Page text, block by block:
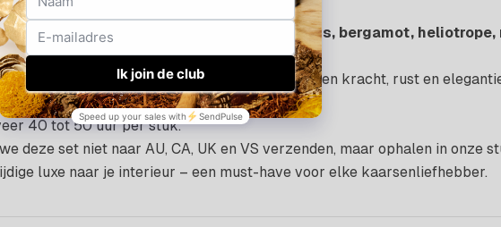
ontspannen.
verfijning, dankzij
sinaasappel, eucalyptus, bergamot, heliotrope,
verrijkt met subtiele luxe.
collectie die je moeiteloos laat schakelen tussen kracht, rust en
unieke geurervaring.
40 tot 50 uur per stuk.
deze set niet naar AU, CA, UK en VS verzenden, maar ophalen in onze
luxe naar je interieur – een must-have voor elke kaarsenliefhebber.